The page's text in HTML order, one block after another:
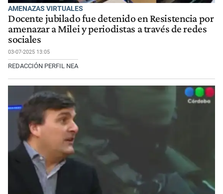
AMENAZAS VIRTUALES
Docente jubilado fue detenido en Resistencia por
amenazar a Milei y periodistas a través de redes
sociales
03-07-2025 13:05
REDACCIÓN PERFIL NEA